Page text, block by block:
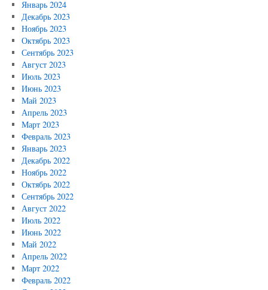
Январь 2024
Декабрь 2023
Ноябрь 2023
Октябрь 2023
Сентябрь 2023
Август 2023
Июль 2023
Июнь 2023
Май 2023
Апрель 2023
Март 2023
Февраль 2023
Январь 2023
Декабрь 2022
Ноябрь 2022
Октябрь 2022
Сентябрь 2022
Август 2022
Июль 2022
Июнь 2022
Май 2022
Апрель 2022
Март 2022
Февраль 2022